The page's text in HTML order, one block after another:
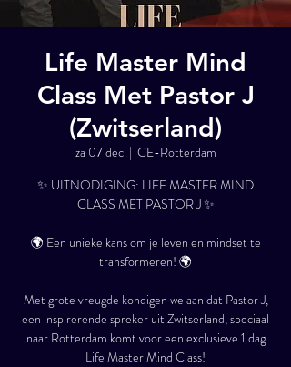
Life Master Mind
Class Met Pastor J
(Zwitserland)
za 07 dec
  |
CE-Rotterdam
✨ UITNODIGING: LIFE MASTER MIND
CLASS MET PASTOR J ✨
🌍 Een unieke kans om je leven en mindset te
transformeren! 🌍
Met grote vreugde kondigen we aan dat Pastor J,
een inspirerende spreker uit Zwitserland, speciaal
naar Rotterdam komt voor een exclusieve 1 dag
Life Master Mind Class!